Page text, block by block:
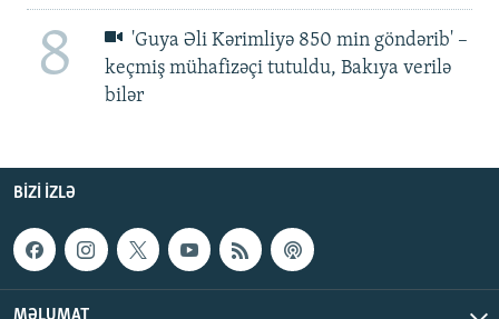
8
'Guya Əli Kərimliyə 850 min göndərib' –
keçmiş mühafizəçi tutuldu, Bakıya verilə
bilər
BIZI IZLƏ
MƏLUMAT